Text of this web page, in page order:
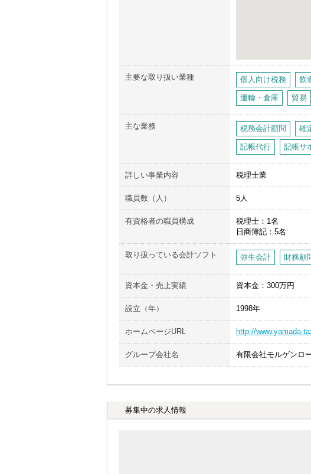
主要な取り扱い業種 個人向け税務 飲
運輸・倉庫 貿易
主な業務 税務会計顧問 確
記帳代行 記帳サ
詳しい事業内容 税理士業
職員数（人） 5人
有資格者の職員構成 税理士
1名
日商簿記
5名
取り扱っている会計ソフト 弥生会計 財務顧
資本金・売上実績 資本金：300万円
設立（年） 1998年
ホームページURL http://www.yamada-
グループ会社名 有限会社モルゲンロ
募集中の求人情報